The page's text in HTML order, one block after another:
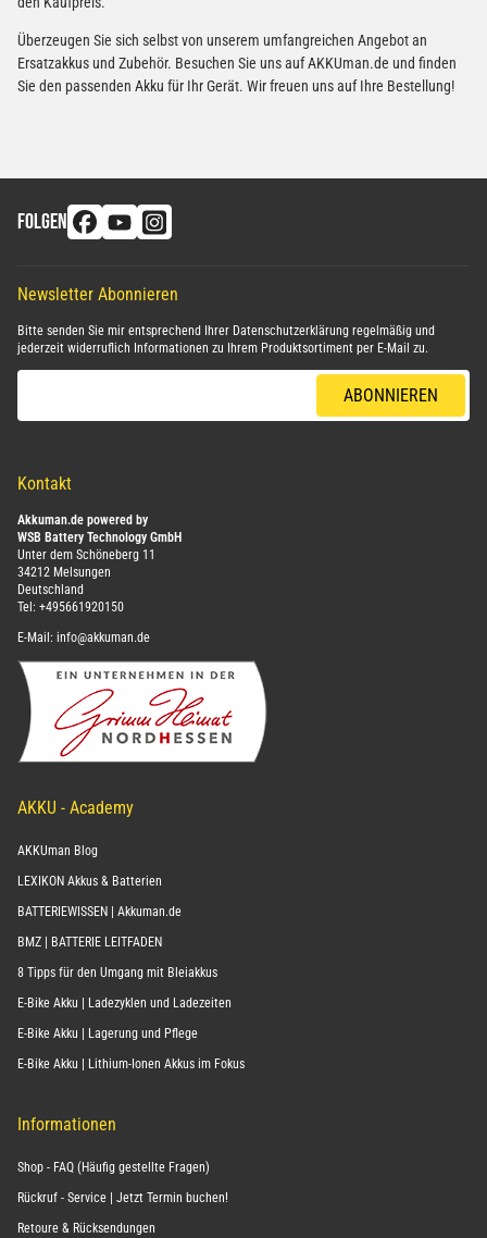
Überzeugen Sie sich selbst von unserem umfangreichen Angebot an
Ersatzakkus und Zubehör. Besuchen Sie uns auf AKKUman.de und finden
Sie den passenden Akku für Ihr Gerät. Wir freuen uns auf Ihre Bestellung!
FOLGEN
Newsletter Abonnieren
Bitte senden Sie mir entsprechend Ihrer Datenschutzerklärung regelmäßig und
jederzeit widerruflich Informationen zu Ihrem Produktsortiment per E-Mail zu.
ABONNIEREN
Kontakt
Akkuman.de powered by
WSB Battery Technology GmbH
Unter dem Schöneberg 11
34212 Melsungen
Deutschland
Tel: +495661920150
E-Mail: info@akkuman.de
AKKU - Academy
AKKUman Blog
LEXIKON Akkus & Batterien
BATTERIEWISSEN | Akkuman.de
BMZ | BATTERIE LEITFADEN
8 Tipps für den Umgang mit Bleiakkus
E-Bike Akku | Ladezyklen und Ladezeiten
E-Bike Akku | Lagerung und Pflege
E-Bike Akku | Lithium-Ionen Akkus im Fokus
Informationen
Shop - FAQ (Häufig gestellte Fragen)
Rückruf - Service | Jetzt Termin buchen!
Retoure & Rücksendungen